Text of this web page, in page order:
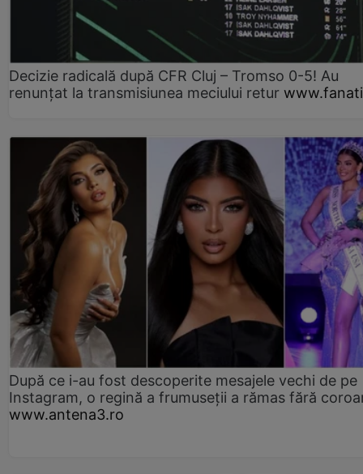
Decizie radicală după CFR Cluj – Tromso 0-5! Au
renunțat la transmisiunea meciului retur
După ce i-au fost descoperite mesajele vechi de pe
Instagram, o regină a frumuseții a rămas fără
www.antena3.ro